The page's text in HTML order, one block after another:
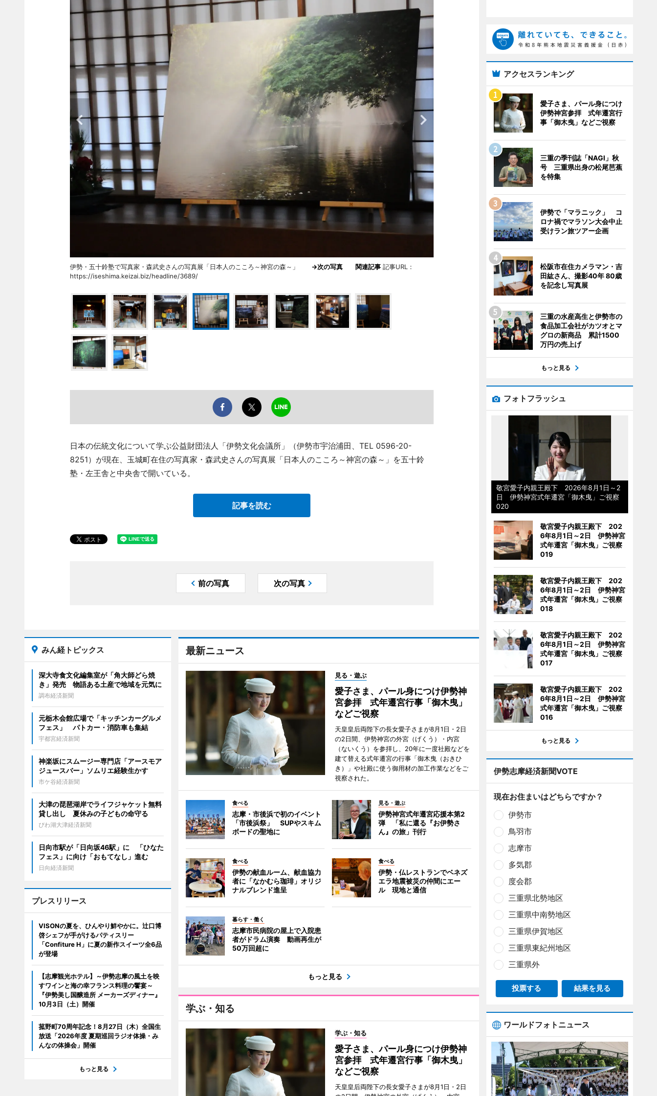
伊勢・五十鈴塾で写真家・森武史さんの写真展「日本人のこころ～神宮の森～」 →次の写真 関連記事記事URL：
https://iseshima.keizai.biz/headline/3689/
日本の伝統文化について学ぶ公益財団法人「伊勢文化会議所」（伊勢市宇治浦田、TEL 0596-20-
8251）が現在、玉城町在住の写真家・森武史さんの写真展「日本人のこころ～神宮の森～」を五十鈴
塾・左王舎と中央舎で開いている。
記事を読む
前の写真 次の写真
最新ニュース
見る・遊ぶ
愛子さま、パール身につけ伊勢神
宮参拝 式年遷宮行事「御木曳」
などご視察
天皇皇后両陛下の長女愛子さまが8月1日・2日
の2日間、伊勢神宮の外宮（げくう）・内宮
（ないくう）を参拝し、20年に一度社殿などを
建て替える式年遷宮の行事「御木曳（おきひ
き）」や社殿に使う御用材の加工作業などをご
視察された。
食べる
志摩・市後浜で初のイベント
「市後浜祭」 SUPやスキム
ボードの聖地に
見る・遊ぶ
伊勢神宮式年遷宮応援本第2
弾 「私に還る『お伊勢さ
ん』の旅」刊行
食べる
伊勢の献血ルーム、献血協力
者に「なかむら珈琲」オリジ
ナルブレンド進呈
食べる
伊勢・仏レストランでベネズ
エラ地震被災の仲間にエー
ル 現地と通信
暮らす・働く
志摩市民病院の屋上で入院患
者がドラム演奏 動画再生が
50万回超に
もっと見る
学ぶ・知る
学ぶ・知る
愛子さま、パール身につけ伊勢神
宮参拝 式年遷宮行事「御木曳」
などご視察
天皇皇后両陛下の長女愛子さまが8月1日・2日
みん経トピックス
深大寺食文化編集室が「角大師どら焼
き」発売 物語ある土産で地域を元気に
調布経済新聞
元栃木会館広場で「キッチンカーグルメ
フェス」 パトカー・消防車も集結
宇都宮経済新聞
神楽坂にスムージー専門店「アースモア
ジュースバー」ソムリエ経験生かす
市ケ谷経済新聞
大津の琵琶湖岸でライフジャケット無料
貸し出し 夏休みの子どもの命守る
びわ湖大津経済新聞
日向市駅が「日向坂46駅」に 「ひなた
フェス」に向け「おもてなし」進む
日向経済新聞
プレスリリース
VISONの夏を、ひんやり鮮やかに。辻口博
啓シェフが手がけるパティスリー
「Confiture H」に夏の新作スイーツ全6品
が登場
【志摩観光ホテル】～伊勢志摩の風土を映
すワインと海の幸フランス料理の饗宴～
『伊勢美し国醸造所 メーカーズディナー』
10月3日（土）開催
菰野町70周年記念！8月27日（木）全国生
放送「2026年度 夏期巡回ラジオ体操・み
んなの体操会」開催
もっと見る
アクセスランキング
愛子さま、パール身につけ
伊勢神宮参拝 式年遷宮行
事「御木曳」などご視察
三重の季刊誌「NAGI」秋
号 三重県出身の松尾芭蕉
を特集
伊勢で「マラニック」 コ
ロナ禍でマラソン大会中止
受けラン旅ツアー企画
松阪市在住カメラマン・吉
田紘さん、撮影40年 80歳
を記念し写真展
三重の水産高生と伊勢市の
食品加工会社がカツオとマ
グロの新商品 累計1500
万円の売上げ
もっと見る
フォトフラッシュ
敬宮愛子内親王殿下 2026年8月1日～2
日 伊勢神宮式年遷宮「御木曳」ご視察
020
敬宮愛子内親王殿下 202
6年8月1日～2日 伊勢神宮
式年遷宮「御木曳」ご視察
019
敬宮愛子内親王殿下 202
6年8月1日～2日 伊勢神宮
式年遷宮「御木曳」ご視察
018
敬宮愛子内親王殿下 202
6年8月1日～2日 伊勢神宮
式年遷宮「御木曳」ご視察
017
敬宮愛子内親王殿下 202
6年8月1日～2日 伊勢神宮
式年遷宮「御木曳」ご視察
016
もっと見る
伊勢志摩経済新聞VOTE
現在お住まいはどちらですか？
伊勢市
鳥羽市
志摩市
多気郡
度会郡
三重県北勢地区
三重県中南勢地区
三重県伊賀地区
三重県東紀州地区
三重県外
投票する 結果を見る
ワールドフォトニュース